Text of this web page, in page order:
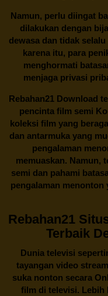
Namun, perlu diingat
dilakukan dengan
dewasa dan tidak
karena itu, para
menghormati
menjaga privasi
Rebahan21Download
pencinta film semi
koleksi film yang
dan antarmuka yang
pengalaman
memuaskan. Namun,
semi dan pahami
pengalaman menonton
Rebahan21
Terbaik
Dunia televisi
tayangan video
suka nonton secara
film di televisi. Lebih